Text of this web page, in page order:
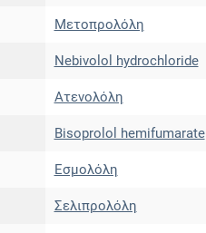
Μετοπρολόλη
Nebivolol hydrochloride
Ατενολόλη
Bisoprolol hemifumarate
Εσμολόλη
Σελιπρολόλη